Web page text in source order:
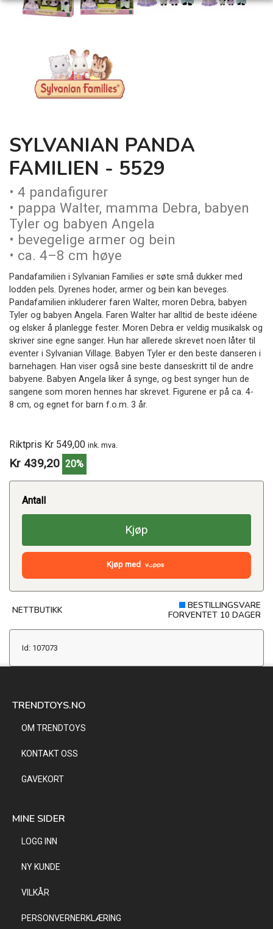
SYLVANIAN PANDA
FAMILIEN - 5529
• 4 pandafigurer
• pappa Walter, mamma Debra, babyen
Tyler og babyen Angela
• bevegelige armer og bein
• ca. 4–8 cm høye
Pandafamilien i Sylvanian Families er søte små dukker med
lodden pels. Dyrenes hoder, armer og bein kan beveges.
Pandafamilien inkluderer faren Walter, moren Debra, babyen
Tyler og babyen Angela. Faren Walter har alltid de beste idéene
og elsker å planlegge fester. Moren Debra er veldig musikalsk og
skriver sine egne sanger. Hun har allerede skrevet noen låter til
eventer i Sylvanian Village. Babyen Tyler er den beste danseren i
barnehagen. Han viser også sine beste danseskritt til de andre
babyene. Babyen Angela liker å synge, og best synger hun de
sangene som moren hennes har skrevet. Figurene er på ca. 4-
8 cm, og egnet for barn f.o.m. 3 år.
Riktpris Kr 549,00 ink. mva.
Kr 439,20 20%
Antall
Kjøp
Kjøp med
NETTBUTIKK
BESTILLINGSVARE
FORVENTET 10 DAGER
Id: 107073
TRENDTOYS.NO
OM TRENDTOYS
KONTAKT OSS
GAVEKORT
MINE SIDER
LOGG INN
NY KUNDE
VILKÅR
PERSONVERNERKLÆRING